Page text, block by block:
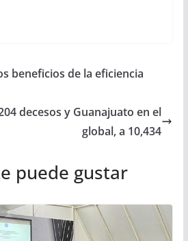
beneficios de la eficiencia
decesos y Guanajuato en el
global, a 10,434
puede gustar